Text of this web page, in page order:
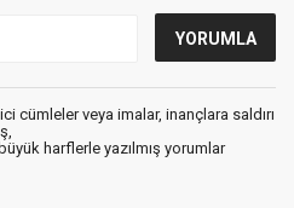
cümleler veya imalar, inançlara saldırı
harflerle yazılmış yorumlar